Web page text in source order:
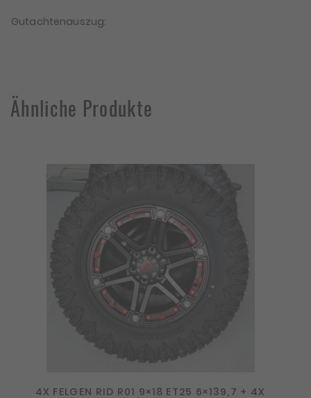
Gutachtenauszug:
Ähnliche Produkte
4X FELGEN RID R01 9×18 ET25 6×139,7 + 4X